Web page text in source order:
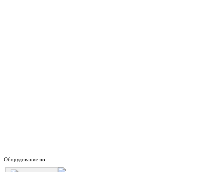
Оборудование по: